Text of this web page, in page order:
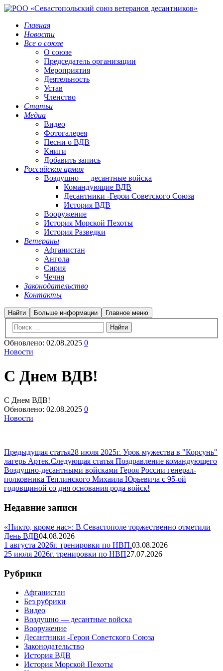
Главная
Новости
Все о союзе
О союзе
Председатель организации
Мероприятия
Деятельность
Устав
Членство
Статьи
Медиа
Видео
Фотогалерея
Песни о ВДВ
Книги
Добавить запись
Российская армия
Воздушно — десантные войска
Командующие ВДВ
Десантники -Герои Советского Союза
История ВДВ
Вооружение
История Морской Пехоты
История Разведки
Ветераны
Афганистан
Ангола
Сирия
Чечня
Законодательство
Контакты
Найти Больше информации Главное меню
Обновлено: 02.08.2025 0
Новости
С Днем ВДВ!
С Днем ВДВ!
Обновлено: 02.08.2025 0
Новости
Предыдущая статья28 июля 2025г. Урок мужества в "Корсунь"
лагерь Артек.Следующая статья Поздравление командующего
Воздушно-десантными войсками Героя России генерал-
полковника Теплинского Михаила Юрьевича с 95-ой
годовщиной со дня основания рода войск!
Недавние записи
«Никто, кроме нас»: В Севастополе торжественно отметили
День ВДВ04.08.2026
1 августа 2026г. тренировки по НВП.03.08.2026
25 июля 2026г. тренировки по НВП27.07.2026
Рубрики
Афганистан
Без рубрики
Видео
Воздушно — десантные войска
Вооружение
Десантники -Герои Советского Союза
Законодательство
История ВДВ
История Морской Пехоты